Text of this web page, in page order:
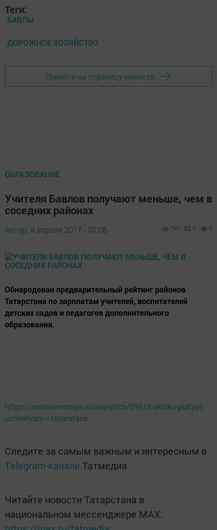
Теги:
БАВЛЫ
ДОРОЖНОЕ ХОЗЯЙСТВО
Перейти на страницу новости
ОБРАЗОВАНИЕ
Учителя Бавлов получают меньше, чем в
соседних районах
Автор, 4 апреля 2017 - 07:06 793 0 0
Обнародован предварительный рейтинг районов
Татарстана по зарплатам учителей, воспитателей
детских садов и педагогов дополнительного
образования.
https://realnoevremya.ru/analytics/59918-skolko-platyat-
uchitelyam-v-tatarstane
Следите за самым важным и интересным в
Telegram-канале Татмедиа
Читайте новости Татарстана в
национальном мессенджере MАХ: